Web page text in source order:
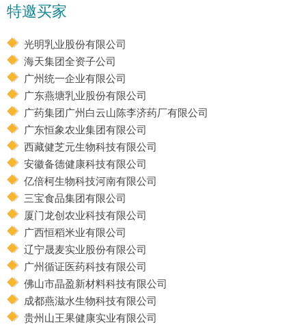
特邀买家
光明乳业股份有限公司
海天集团全资子公司
广州统一企业有限公司
广东燕塘乳业股份有限公司
广药集团广州白云山陈李济药厂有限公司
广东恒象农业集团有限公司
西藏健芝元生物科技有限公司
安徽备德健康科技有限公司
亿倍柯生物科技河南有限公司
三宝食品集团有限公司
厦门龙创农业科技有限公司
广西恒稻米业有限公司
辽宁晟麦实业股份有限公司
广州循证医药科技有限公司
佛山市晶盈新材料科技有限公司
成都燕滋水生物科技有限公司
贵州山王果健康实业有限公司